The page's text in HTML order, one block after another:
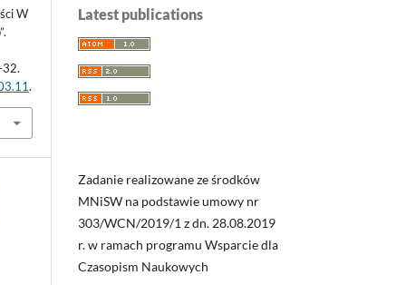
W
32.
.
Latest publications
Zadanie realizowane ze środków
MNiSW na podstawie umowy nr
303/WCN/2019/1 z dn. 28.08.2019
r. w ramach programu Wsparcie dla
Czasopism Naukowych